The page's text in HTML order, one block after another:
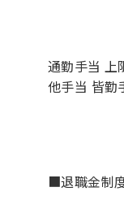
通勤手当 上
他手当 皆勤
■退職金制